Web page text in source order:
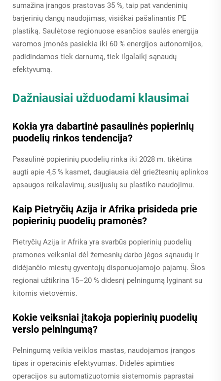
sumažina įrangos prastovas 35 %, taip pat vandeninių
barjerinių dangų naudojimas, visiškai pašalinantis PE
plastiką. Saulėtose regionuose esančios saulės energija
varomos įmonės pasiekia iki 60 % energijos autonomijos,
padidindamos tiek darnumą, tiek ilgalaikį sąnaudų
efektyvumą.
Dažniausiai užduodami klausimai
Kokia yra dabartinė pasaulinės popierinių
puodelių rinkos tendencija?
Pasaulinė popierinių puodelių rinka iki 2028 m. tikėtina
augti apie 4,5 % kasmet, daugiausia dėl griežtesnių aplinkos
apsaugos reikalavimų, susijusių su plastiko naudojimu.
Kaip Pietryčių Azija ir Afrika prisideda prie
popierinių puodelių pramonės?
Pietryčių Azija ir Afrika yra svarbūs popierinių puodelių
pramones veiksniai dėl žemesnių darbo jėgos sąnaudų ir
didėjančio miestų gyventojų disponuojamojo pajamų. Šios
regionai užtikrina 15–20 % didesnį pelningumą lyginant su
kitomis vietovėmis.
Kokie veiksniai įtakoja popierinių puodelių
verslo pelningumą?
Pelningumą veikia veiklos mastas, naudojamos įrangos
tipas ir operacinis efektyvumas. Didelės apimties
operacijos su automatizuotomis sistemomis paprastai